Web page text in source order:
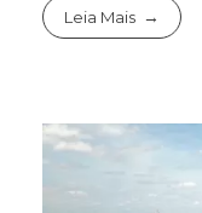
Leia Mais